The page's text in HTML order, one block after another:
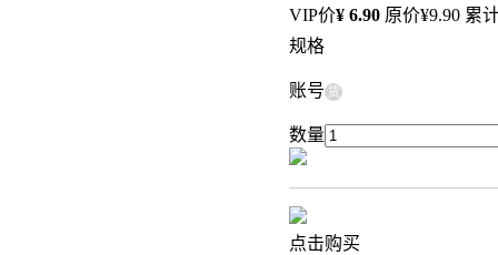
VIP价¥ 6.90 原价¥9.90 累
规格
账号 货
数量
点击购买